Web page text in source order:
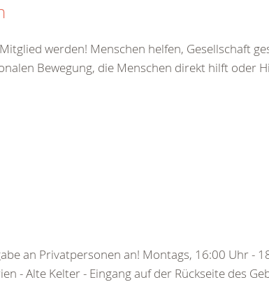
werden! Menschen helfen, Gesellschaft
Bewegung, die Menschen direkt hilft oder
an Privatpersonen an! Montags, 16:00 Uhr -
- Alte Kelter - Eingang auf der Rückseite des